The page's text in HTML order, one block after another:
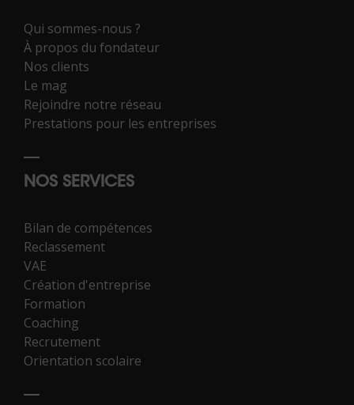
Qui sommes-nous ?
À propos du fondateur
Nos clients
Le mag
Rejoindre notre réseau
Prestations pour les entreprises
NOS SERVICES
Bilan de compétences
Reclassement
VAE
Création d'entreprise
Formation
Coaching
Recrutement
Orientation scolaire